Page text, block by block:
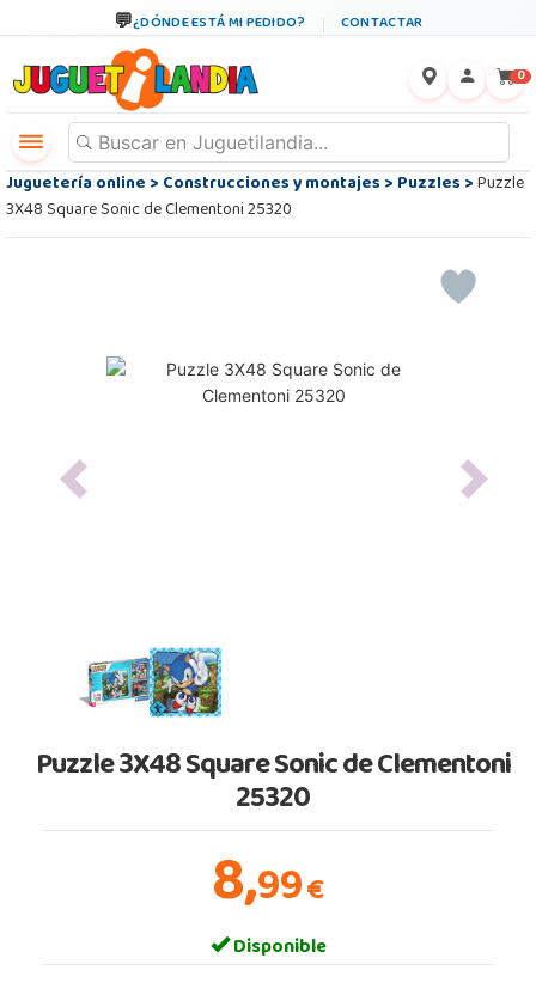
¿DÓNDE ESTÁ MI PEDIDO? CONTACTAR
0
Juguetería online>Construcciones y montajes>Puzzles>Puzzle
3X48 Square Sonic de Clementoni 25320
Previous Next
Puzzle 3X48 Square Sonic de Clementoni
25320
8,99€
Disponible